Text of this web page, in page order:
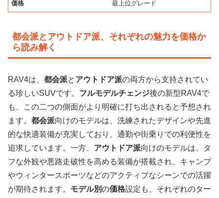
価格 最上位グレード
都会派とアウトドア派、それぞれの魅力を価格か
ら読み解く
RAV4は、 都会派と アウトドア派の両方から支持されてい
る珍しいSUVです。 フルモデルチェンジ後の新型RAV4で
も、この二つの側面がより明確に打ち出されると予想され
ます。 都会派向けのモデルは、洗練されたデザインや先進
的な快適装備が充実しており、通勤や街乗りでの利便性を
追求しています。一方、 アウトドア派向けのモデルは、タ
フな外観や悪路走破性を高める装備が搭載され、キャンプ
やウィンタースポーツなどのアクティブなシーンでの活躍
が期待されます。 モデル別の価格設定も、それぞれのター